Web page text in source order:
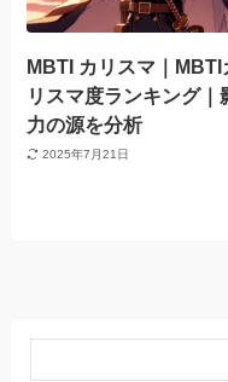
MBTI カリスマ｜MBTI
リスマ度ランキング｜
力の源を分析
2025年7月21日